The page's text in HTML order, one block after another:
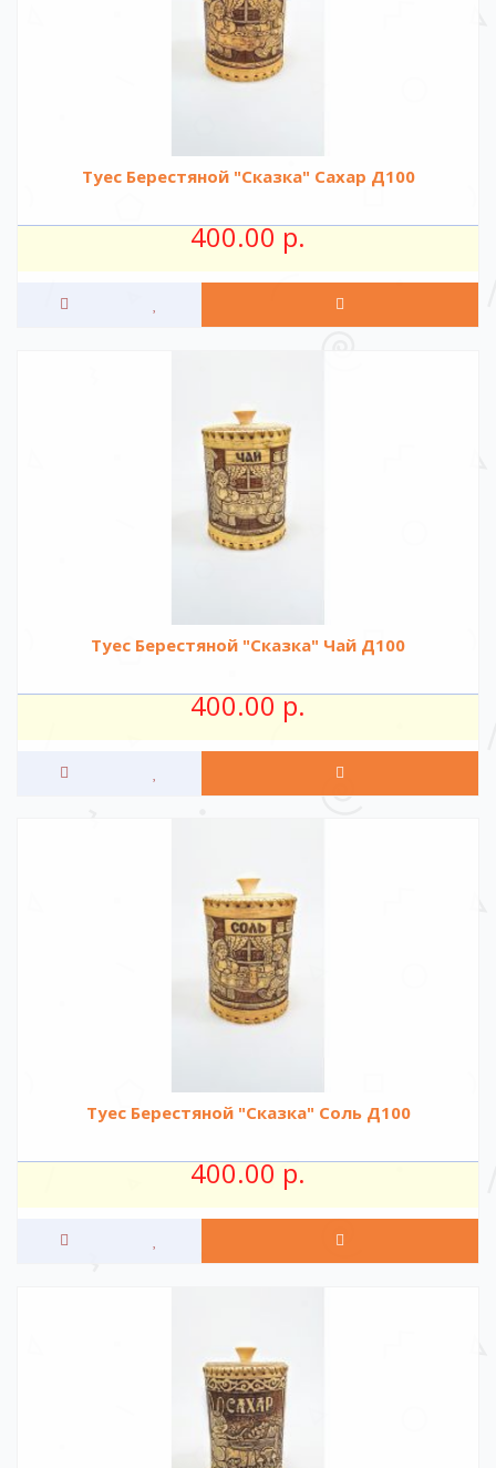
Туес Берестяной "Сказка" Сахар Д100
400.00 р.
Туес Берестяной "Сказка" Чай Д100
400.00 р.
Туес Берестяной "Сказка" Соль Д100
400.00 р.